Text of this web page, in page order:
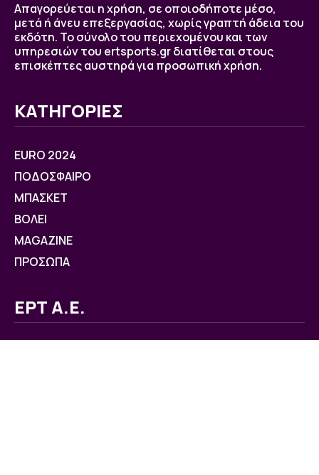
Απαγορεύεται η χρήση, σε οποιοδήποτε μέσο,
μετά ή άνευ επεξεργασίας, χωρίς γραπτή άδεια του
εκδότη. Το σύνολο του περιεχομένου και των
υπηρεσιών του ertsports.gr διατίθεται στους
επισκέπτες αυστηρά για προσωπική χρήση.
ΚΑΤΗΓΟΡΙΕΣ
EURO 2024
ΠΟΔΟΣΦΑΙΡΟ
ΜΠΑΣΚΕΤ
ΒOΛΕΙ
MAGAZINE
ΠΡΟΣΩΠΑ
ΕΡΤ Α.Ε.